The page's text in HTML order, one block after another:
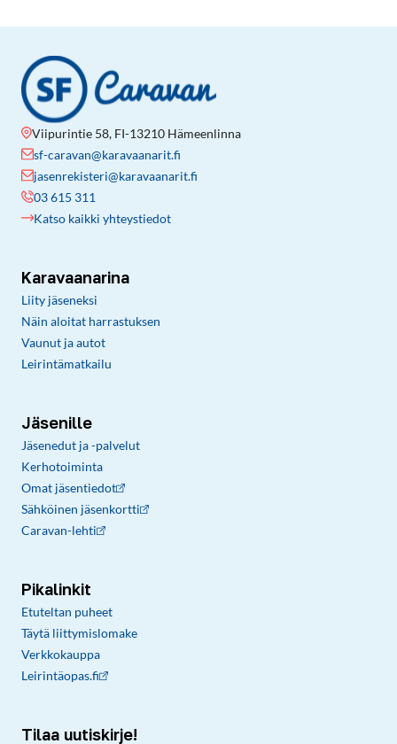
Viipurintie 58, FI-13210 Hämeenlinna
sf-caravan@karavaanarit.fi
jasenrekisteri@karavaanarit.fi
03 615 311
Katso kaikki yhteystiedot
Karavaanarina
Liity jäseneksi
Näin aloitat harrastuksen
Vaunut ja autot
Leirintämatkailu
Jäsenille
Jäsenedut ja -palvelut
Kerhotoiminta
Omat jäsentiedot
Sähköinen jäsenkortti
Caravan-lehti
Pikalinkit
Etuteltan puheet
Täytä liittymislomake
Verkkokauppa
Leirintäopas.fi
Tilaa uutiskirje!